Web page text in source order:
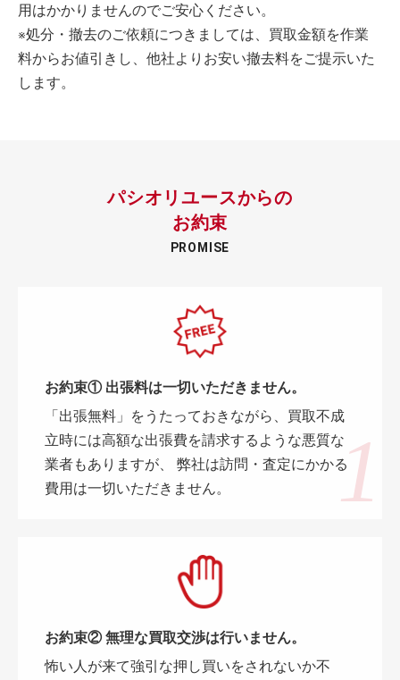
用はかかりませんのでご安心ください。
※処分・撤去のご依頼につきましては、買取金額を作業
料からお値引きし、他社よりお安い撤去料をご提示いた
します。
パシオリユースからの
お約束
PROMISE
お約束① 出張料は一切いただきません。
「出張無料」をうたっておきながら、買取不成
立時には高額な出張費を請求するような悪質な
業者もありますが、 弊社は訪問・査定にかかる
費用は一切いただきません。
お約束② 無理な買取交渉は行いません。
怖い人が来て強引な押し買いをされないか不